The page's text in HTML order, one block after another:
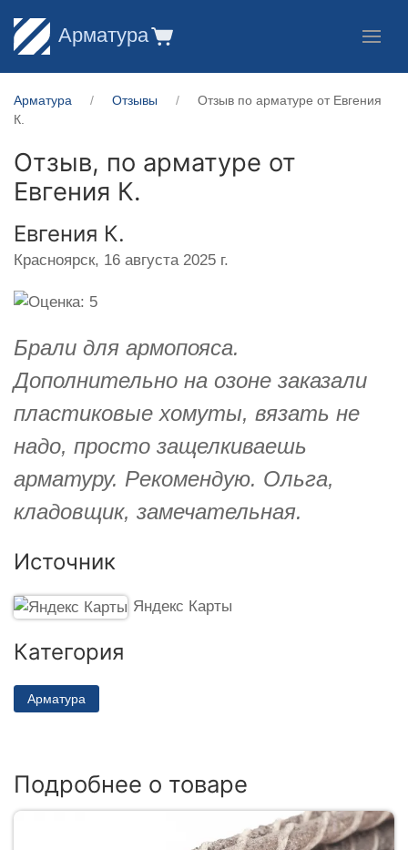
Арматура
Арматура Отзывы
Отзыв по арматуре от Евгения
К.
Отзыв, по арматуре от
Евгения К.
Евгения К.
Красноярск, 16 августа 2025 г.
Брали для армопояса.
Дополнительно на озоне заказали
пластиковые хомуты, вязать не
надо, просто защелкиваешь
арматуру. Рекомендую. Ольга,
кладовщик, замечательная.
Источник
Яндекс Карты
Категория
Арматура
Подробнее о товаре